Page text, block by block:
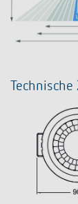
Technische